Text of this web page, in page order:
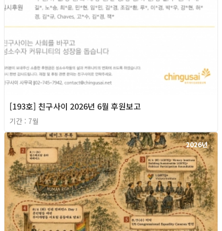
[193호] 친구사이 2026년 6월 후원보고
기간 : 7월
2026년